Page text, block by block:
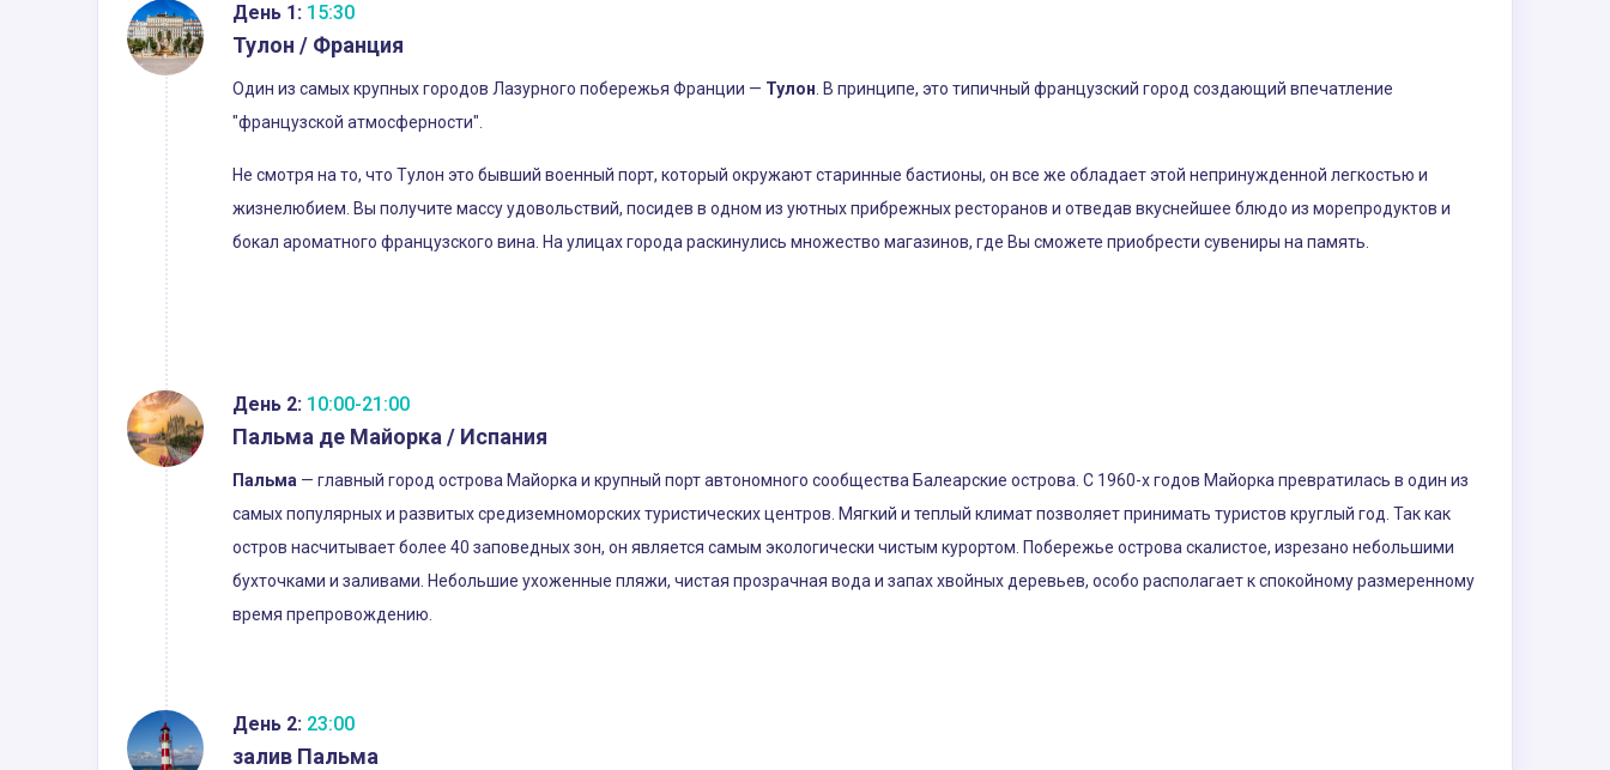
День 1: 15:30
Тулон / Франция
Один из самых крупных городов Лазурного побережья Франции — Тулон . В принципе, это типичный французский город создающий впечатление
"французской атмосферности".
Не смотря на то, что Тулон это бывший военный порт, который окружают старинные бастионы, он все же обладает этой непринужденной легкостью и
жизнелюбием. Вы получите массу удовольствий, посидев в одном из уютных прибрежных ресторанов и отведав вкуснейшее блюдо из морепродуктов и
бокал ароматного французского вина. На улицах города раскинулись множество магазинов, где Вы сможете приобрести сувениры на память.
День 2: 10:00-21:00
Пальма де Майорка / Испания
Пальма — главный город острова Майорка и крупный порт автономного сообщества Балеарские острова. С 1960-х годов Майорка превратилась в один из
самых популярных и развитых средиземноморских туристических центров. Мягкий и теплый климат позволяет принимать туристов круглый год. Так как
остров насчитывает более 40 заповедных зон, он является самым экологически чистым курортом. Побережье острова скалистое, изрезано небольшими
бухточками и заливами. Небольшие ухоженные пляжи, чистая прозрачная вода и запах хвойных деревьев, особо располагает к спокойному размеренному
время препровождению.
День 2: 23:00
залив Пальма